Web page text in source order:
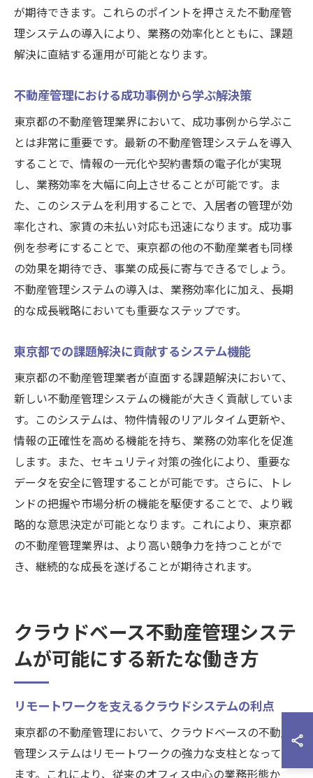
が期待できます。これらのポイントを押さえた不動産管
理システムの導入により、業務の効率化とともに、課題
解決に直結する運用が可能となります。
不動産管理における成功事例から学ぶ解決策
東京都の不動産管理業界において、成功事例から学ぶこ
とは非常に重要です。最新の不動産管理システムを導入
することで、情報の一元化や契約書類の電子化が実現
し、業務効率を大幅に向上させることが可能です。ま
た、このシステムを利用することで、入居者の管理が効
率化され、家賃の未払い対応も迅速になります。成功事
例を参考にすることで、東京都の他の不動産業者も同様
の効果を期待でき、事業の成長に寄与できるでしょう。
不動産管理システムの導入は、業務効率化に加え、長期
的な成長戦略においても重要なステップです。
東京都での課題解決に貢献するシステム機能
東京都の不動産管理業者が直面する課題解決において、
新しい不動産管理システムの機能が大きく貢献していま
す。このシステムは、物件情報のリアルタイム更新や、
情報の正確性を高める機能を持ち、業務の効率化を促進
します。また、セキュリティ対策の強化により、重要な
データを安全に管理することが可能です。さらに、トレ
ンドの把握や市場分析の機能を駆使することで、より戦
略的な意思決定が可能となります。これにより、東京都
の不動産管理業界は、より高い競争力を持つことがで
き、継続的な成長を遂げることが期待されます。
クラウドベース不動産管理システ
ムが可能にする新たな働き方
リモートワークを支えるクラウドシステムの利点
東京都の不動産管理において、クラウドベースの不動産
管理システムはリモートワークの強力な支柱となってい
ます。これにより、従来のオフィス中心の業務形態か